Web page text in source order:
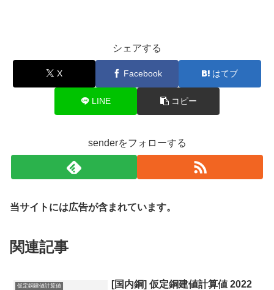
シェアする
X Facebook はてブ
LINE コピー
senderをフォローする
当サイトには広告が含まれています。
関連記事
仮定銅建値計算値
[国内銅] 仮定銅建値計算値 2022